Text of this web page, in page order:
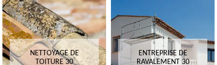
NETTOYAGE DE
TOITURE 30
ENTREPRISE DE
RAVALEMENT 30